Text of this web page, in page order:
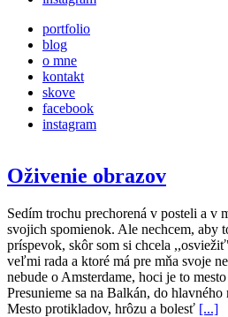
portfolio
blog
o mne
kontakt
skove
facebook
instagram
Oživenie obrazov
Sedím trochu prechorená v posteli a v
svojich spomienok. Ale nechcem, aby
príspevok, skôr som si chcela
veľmi rada a ktoré má pre mňa svoje
nebude o Amsterdame, hoci je to
Presunieme sa na Balkán, do hlavného
Mesto protikladov, hrôzu a bolesť [...]